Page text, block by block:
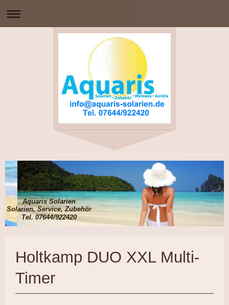
Aquaris Solarien
Solarien, Service, Zubehör
Tel. 07644/922420
Holtkamp DUO XXL Multi-
Timer